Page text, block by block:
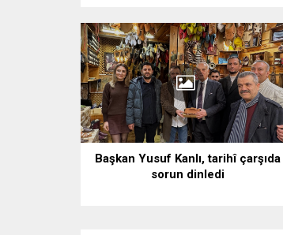
Başkan Yusuf Kanlı, tarihî çarşıda
sorun dinledi